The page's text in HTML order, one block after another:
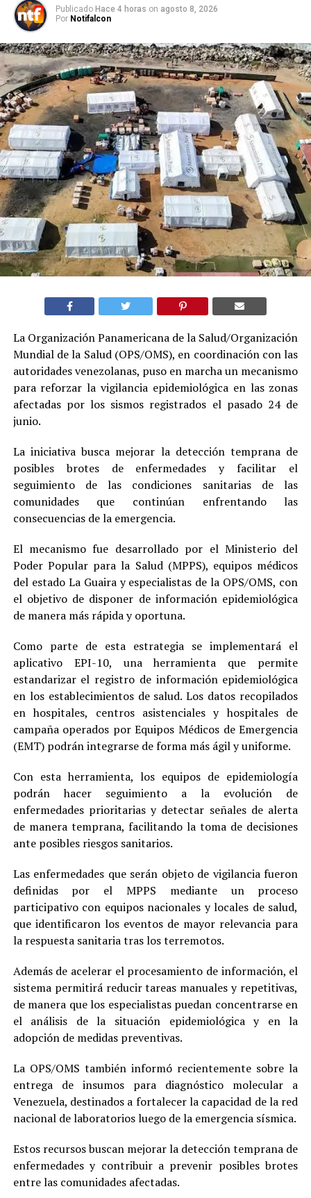
Publicado Hace 4 horas on agosto 8, 2026
Por Notifalcon
La Organización Panamericana de la Salud/Organización
Mundial de la Salud (OPS/OMS), en coordinación con las
autoridades venezolanas, puso en marcha un mecanismo
para reforzar la vigilancia epidemiológica en las zonas
afectadas por los sismos registrados el pasado 24 de
junio.
La iniciativa busca mejorar la detección temprana de
posibles brotes de enfermedades y facilitar el
seguimiento de las condiciones sanitarias de las
comunidades que continúan enfrentando las
consecuencias de la emergencia.
El mecanismo fue desarrollado por el Ministerio del
Poder Popular para la Salud (MPPS), equipos médicos
del estado La Guaira y especialistas de la OPS/OMS, con
el objetivo de disponer de información epidemiológica
de manera más rápida y oportuna.
Como parte de esta estrategia se implementará el
aplicativo EPI-10, una herramienta que permite
estandarizar el registro de información epidemiológica
en los establecimientos de salud. Los datos recopilados
en hospitales, centros asistenciales y hospitales de
campaña operados por Equipos Médicos de Emergencia
(EMT) podrán integrarse de forma más ágil y uniforme.
Con esta herramienta, los equipos de epidemiología
podrán hacer seguimiento a la evolución de
enfermedades prioritarias y detectar señales de alerta
de manera temprana, facilitando la toma de decisiones
ante posibles riesgos sanitarios.
Las enfermedades que serán objeto de vigilancia fueron
definidas por el MPPS mediante un proceso
participativo con equipos nacionales y locales de salud,
que identificaron los eventos de mayor relevancia para
la respuesta sanitaria tras los terremotos.
Además de acelerar el procesamiento de información, el
sistema permitirá reducir tareas manuales y repetitivas,
de manera que los especialistas puedan concentrarse en
el análisis de la situación epidemiológica y en la
adopción de medidas preventivas.
La OPS/OMS también informó recientemente sobre la
entrega de insumos para diagnóstico molecular a
Venezuela, destinados a fortalecer la capacidad de la red
nacional de laboratorios luego de la emergencia sísmica.
Estos recursos buscan mejorar la detección temprana de
enfermedades y contribuir a prevenir posibles brotes
entre las comunidades afectadas.